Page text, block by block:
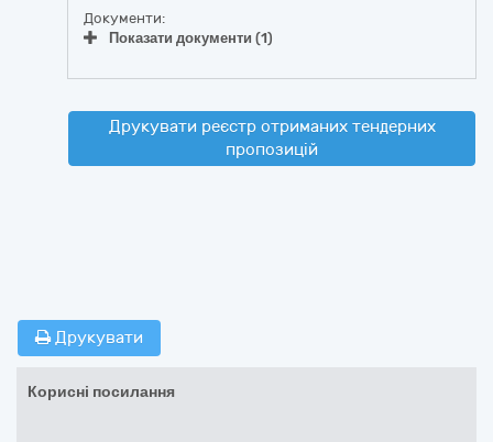
Документи:
Показати документи (1)
Друкувати реєстр отриманих тендерних
пропозицій
Друкувати
Корисні посилання